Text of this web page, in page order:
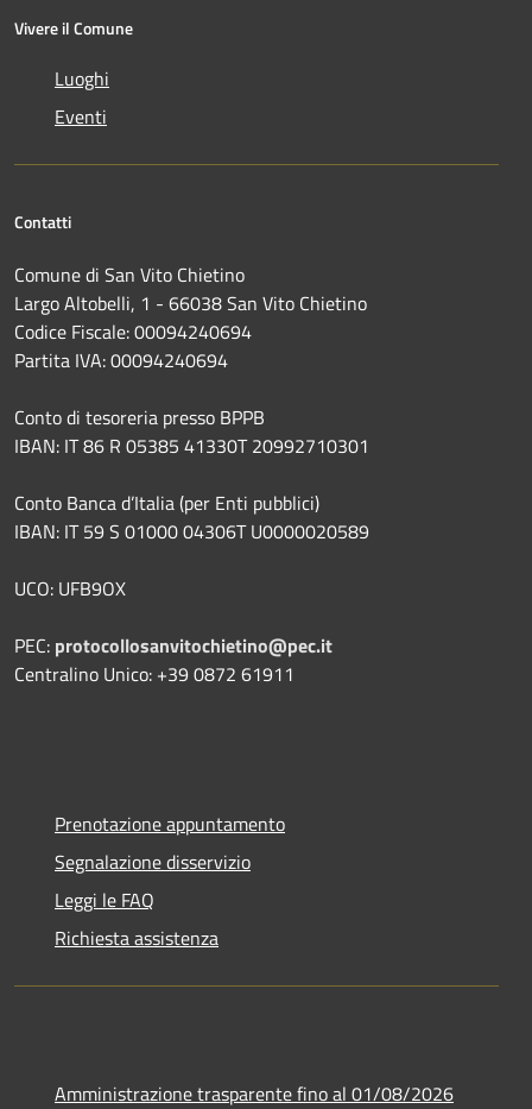
Vivere il Comune
Luoghi
Eventi
Contatti
Comune di San Vito Chietino
Largo Altobelli, 1 - 66038 San Vito Chietino
Codice Fiscale: 00094240694
Partita IVA: 00094240694
Conto di tesoreria presso BPPB
IBAN: IT 86 R 05385 41330T 20992710301
Conto Banca d’Italia (per Enti pubblici)
IBAN: IT 59 S 01000 04306T U0000020589
UCO: UFB9OX
PEC: protocollosanvitochietino@pec.it
Centralino Unico: +39 0872 61911
Prenotazione appuntamento
Segnalazione disservizio
Leggi le FAQ
Richiesta assistenza
Amministrazione trasparente fino al 01/08/2026